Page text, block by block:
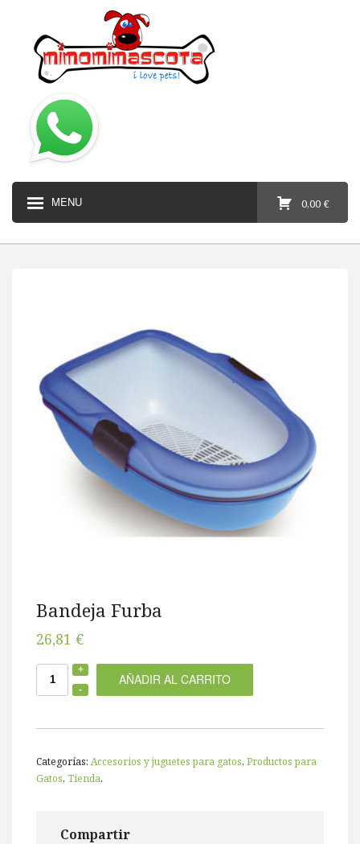
MENU 0,00 €
Bandeja Furba
26,81 €
AÑADIR AL CARRITO
Categorías: Accesorios y juguetes para gatos, Productos para
Gatos, Tienda.
Compartir